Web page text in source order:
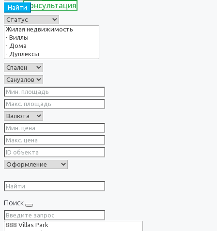
Консультация
Найти
Поиск